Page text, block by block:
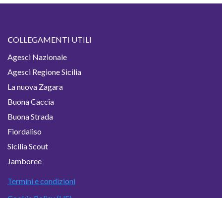
COLLEGAMENTI UTILI
Agesci Nazionale
Agesci Regione Sicilia
La nuova Zagara
Buona Caccia
Buona Strada
Fiordaliso
Sicilia Scout
Jamboree
Termini e condizioni